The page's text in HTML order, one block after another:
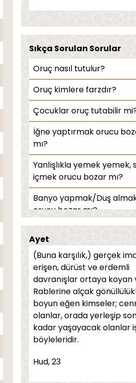
Sıkça Sorulan Sorular
Oruç nasıl tutulur?
Oruç kimlere farzdır?
Çocuklar oruç tutabilir
İğne yaptırmak orucu
mı?
Yanlışlıkla yemek yemek,
içmek orucu bozar mı?
Banyo yapmak/Duş
orucu bozar mı?
namazı kılabilir mi?
Kadınlar teravih namazını
camide kılabilir mi?
Teravih namazı nasıl
Oruca niyet nasıl edilir?
Oruç kimlere farz değildir?
Ezan bitene kadar yemek
Ayet
(Buna karşılık,) gerçek
erişen, dürüst ve erdemli
davranışlar ortaya koyan
Rablerine alçak
boyun eğen kimseler;
olanlar, orada yerleşip
kadar yaşayacak olanlar
böyleleridir.
Hud, 23